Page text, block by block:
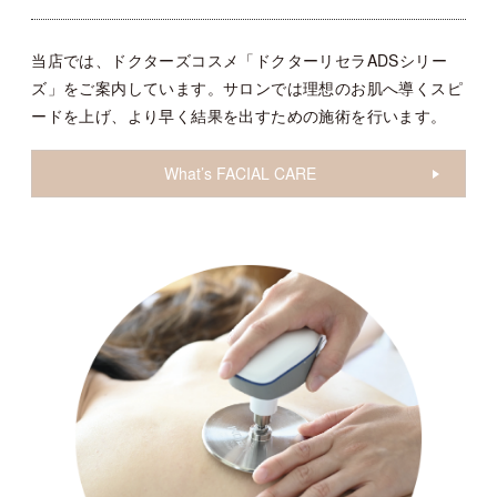
当店では、ドクターズコスメ「ドクターリセラADSシリー
ズ」をご案内しています。サロンでは理想のお肌へ導くスピ
ードを上げ、より早く結果を出すための施術を行います。
What’s FACIAL CARE